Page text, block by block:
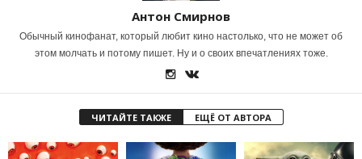
Антон Смирнов
Обычный кинофанат, который любит кино настолько, что не может об
этом молчать и потому пишет. Ну и о своих впечатлениях тоже.
ЧИТАЙТЕ ТАКЖЕ ЕЩЁ ОТ АВТОРА